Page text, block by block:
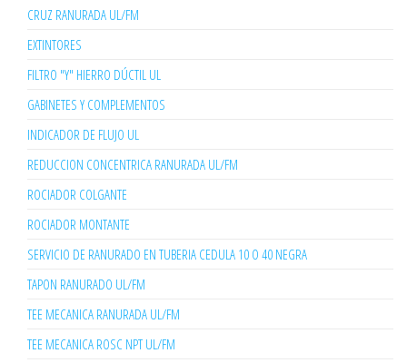
CRUZ RANURADA UL/FM
EXTINTORES
FILTRO "Y" HIERRO DÚCTIL UL
GABINETES Y COMPLEMENTOS
INDICADOR DE FLUJO UL
REDUCCION CONCENTRICA RANURADA UL/FM
ROCIADOR COLGANTE
ROCIADOR MONTANTE
SERVICIO DE RANURADO EN TUBERIA CEDULA 10 O 40 NEGRA
TAPON RANURADO UL/FM
TEE MECANICA RANURADA UL/FM
TEE MECANICA ROSC NPT UL/FM